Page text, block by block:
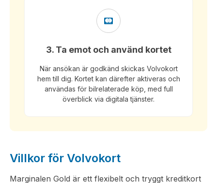
3. Ta emot och använd kortet
När ansökan är godkänd skickas Volvokort
hem till dig. Kortet kan därefter aktiveras och
användas för bilrelaterade köp, med full
överblick via digitala tjänster.
Villkor för Volvokort
Marginalen Gold är ett flexibelt och tryggt kreditkort